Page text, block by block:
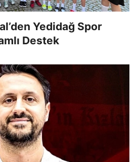
Yedidağ Spor
Destek